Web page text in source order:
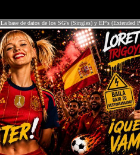
La base de datos de los SG's (Singles) y EP's (Extended